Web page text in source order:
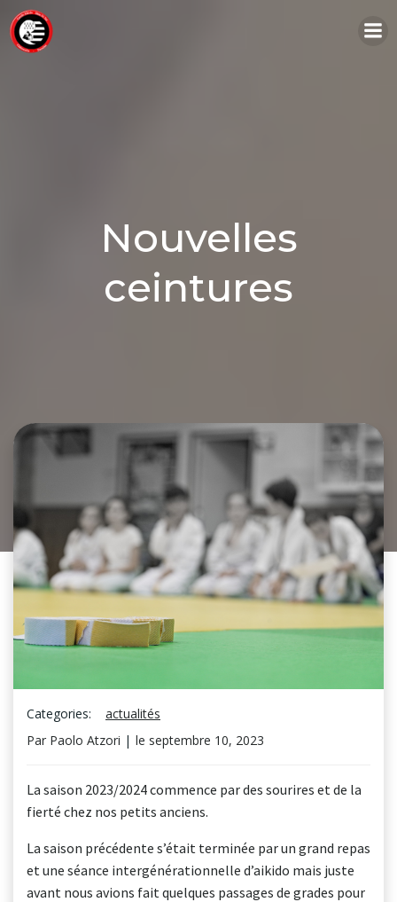
Nouvelles
ceintures
Categories:
actualités
Par Paolo Atzori | le septembre 10, 2023
La saison 2023/2024 commence par des sourires et de la
fierté chez nos petits anciens.
La saison précédente s’était terminée par un grand repas
et une séance intergénérationnelle d’aikido mais juste
avant nous avions fait quelques passages de grades pour